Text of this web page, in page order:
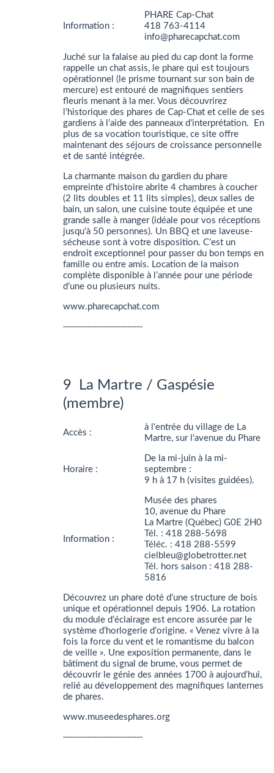
Information :
PHARE Cap-Chat
418 763-4114
info@pharecapchat.com
Juché sur la falaise au pied du cap dont la forme
rappelle un chat assis, le phare qui est toujours
opérationnel (le prisme tournant sur son bain de
mercure) est entouré de magnifiques sentiers
fleuris menant à la mer. Vous découvrirez
l’historique des phares de Cap-Chat et celle de ses
gardiens à l’aide des panneaux d’interprétation. En
plus de sa vocation touristique, ce site offre
maintenant des séjours de croissance personnelle
et de santé intégrée.
La charmante maison du gardien du phare
empreinte d’histoire abrite 4 chambres à coucher
(2 lits doubles et 11 lits simples), deux salles de
bain, un salon, une cuisine toute équipée et une
grande salle à manger (idéale pour vos réceptions
jusqu'à 50 personnes). Un BBQ et une laveuse-
sécheuse sont à votre disposition. C’est un
endroit exceptionnel pour passer du bon temps en
famille ou entre amis. Location de la maison
complète disponible à l’année pour une période
d’une ou plusieurs nuits.
www.pharecapchat.com
9 La Martre / Gaspésie
(membre)
Accès :
à l'entrée du village de La
Martre, sur l'avenue du Phare
Horaire :
De la mi-juin à la mi-
septembre :
9 h à 17 h (visites guidées).
Information :
Musée des phares
10, avenue du Phare
La Martre (Québec) G0E 2H0
Tél. : 418 288-5698
Téléc. : 418 288-5599
cielbleu@globetrotter.net
Tél. hors saison : 418 288-
5816
Découvrez un phare doté d’une structure de bois
unique et opérationnel depuis 1906. La rotation
du module d’éclairage est encore assurée par le
système d’horlogerie d’origine. « Venez vivre à la
fois la force du vent et le romantisme du balcon
de veille ». Une exposition permanente, dans le
bâtiment du signal de brume, vous permet de
découvrir le génie des années 1700 à aujourd’hui,
relié au développement des magnifiques lanternes
de phares.
www.museedesphares.org